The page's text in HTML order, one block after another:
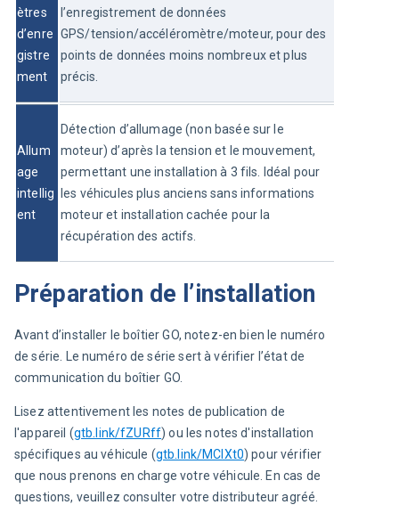
ètres
d’enre
gistre
ment
l’enregistrement de données
GPS/tension/accéléromètre/moteur, pour des
points de données moins nombreux et plus
précis.
Allum
age
intellig
ent
Détection d’allumage (non basée sur le
moteur) d’après la tension et le mouvement,
permettant une installation à 3 fils. Idéal pour
les véhicules plus anciens sans informations
moteur et installation cachée pour la
récupération des actifs.
Préparation de l’installation
Avant d’installer le boîtier GO, notez-en bien le numéro
de série. Le numéro de série sert à vérifier l’état de
communication du boîtier GO.
Lisez attentivement les notes de publication de
l'appareil (gtb.link/fZURff) ou les notes d'installation
spécifiques au véhicule (gtb.link/MCIXt0) pour vérifier
que nous prenons en charge votre véhicule. En cas de
questions, veuillez consulter votre distributeur agréé.